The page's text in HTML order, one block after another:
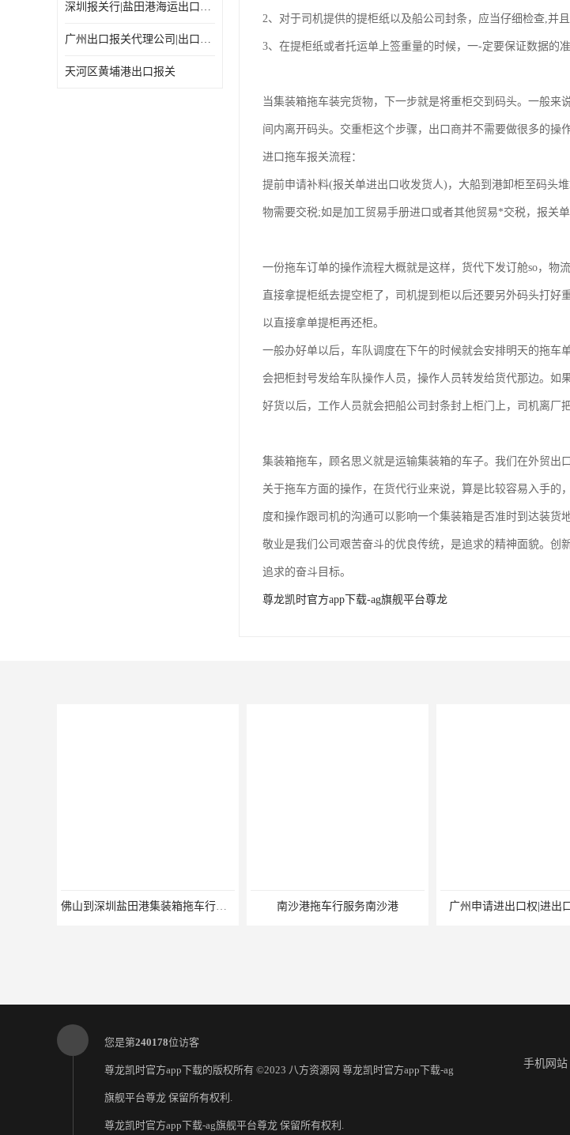
深圳报关行|盐田港海运出口货物报关行
广州出口报关代理公司|出口货物报关单
天河区黄埔港出口报关
2、对于司机提供的提柜纸以及船公司封条，应当仔细检查,并
3、在提柜纸或者托运单上签重量的时候，一-定要保证数据的准
当集装箱拖车装完货物，下一步就是将重柜交到码头。一般
间内离开码头。交重柜这个步骤，出口商并不需要做很多的操
进口拖车报关流程：
提前申请补料(报关单进出口收发货人)，大船到港卸柜至码头
物需要交税;如是加工贸易手册进口或者其他贸易*交税，报关
一份拖车订单的操作流程大概就是这样，货代下发订舱so，物
直接拿提柜纸去提空柜了，司机提到柜以后还要另外码头打好
以直接拿单提柜再还柜。
一般办好单以后，车队调度在下午的时候就会安排明天的拖
会把柜封号发给车队操作人员，操作人员转发给货代那边。
好货以后，工作人员就会把船公司封条封上柜门上，司机离厂
集装箱拖车，顾名思义就是运输集装箱的车子。我们在外贸出
关于拖车方面的操作，在货代行业来说，算是比较容易入手
度和操作跟司机的沟通可以影响一个集装箱是否准时到达装货
敬业是我们公司艰苦奋斗的优良传统，是追求的精神面貌。
追求的奋斗目标。
尊龙凯时官方app下载-ag旗舰平台尊龙
佛山到深圳盐田港集装箱拖车行单价|深耕港口服务 南沙港拖车行服务南沙港 广州申请进出口权|进出
您是第240178位访客
尊龙凯时官方app下载的版权所有 ©2023 八方资源网 尊龙凯时官方app下载-ag
旗舰平台尊龙 保留所有权利.
尊龙凯时官方app下载-ag旗舰平台尊龙 保留所有权利.
手机网站